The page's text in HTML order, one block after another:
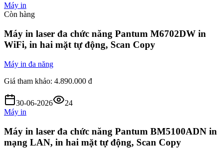
Máy in
Còn hàng
Máy in laser đa chức năng Pantum M6702DW in
WiFi, in hai mặt tự động, Scan Copy
Máy in đa năng
Giá tham khảo: 4.890.000 đ
30-06-2026
24
Máy in
Máy in laser đa chức năng Pantum BM5100ADN in
mạng LAN, in hai mặt tự động, Scan Copy